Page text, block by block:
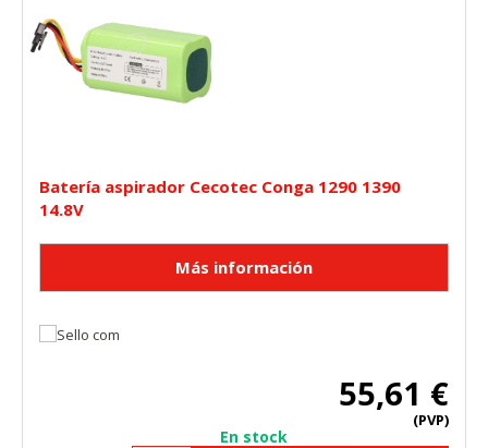
Batería aspirador Cecotec Conga 1290 1390
14.8V
55,61 €
(PVP)
En stock